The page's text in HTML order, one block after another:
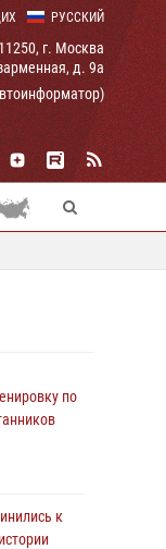
РУССКИЙ
г. Москва
д. 9а
по
к